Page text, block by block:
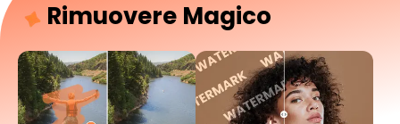
Rimuovere Magico